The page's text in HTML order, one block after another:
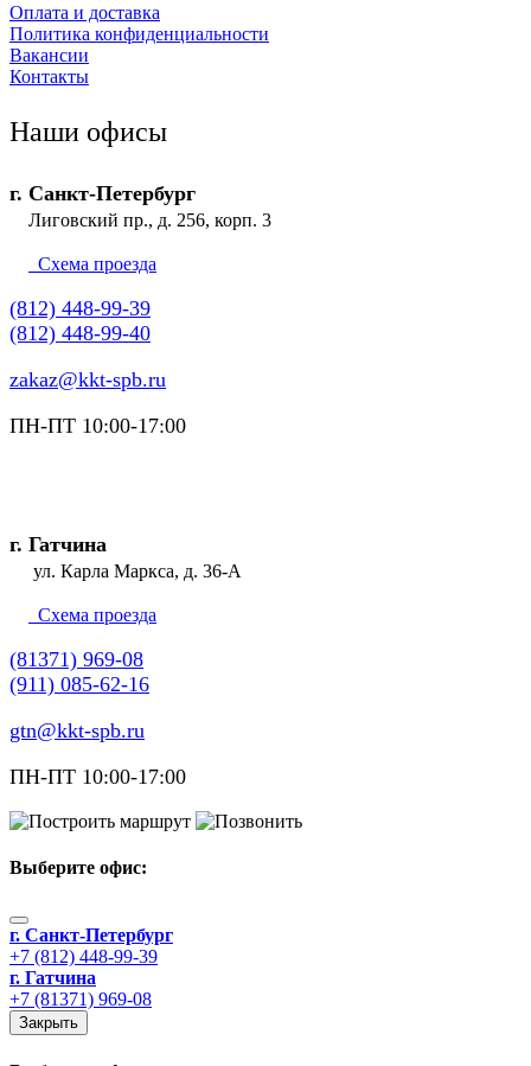
Оплата и доставка
Политика конфиденциальности
Вакансии
Контакты
Наши офисы
г. Санкт-Петербург
Лиговский пр., д. 256, корп. 3
Схема проезда
(812) 448-99-39
(812) 448-99-40
zakaz@kkt-spb.ru
ПН-ПТ 10:00-17:00
г. Гатчина
ул. Карла Маркса, д. 36-А
Схема проезда
(81371) 969-08
(911) 085-62-16
gtn@kkt-spb.ru
ПН-ПТ 10:00-17:00
Выберите офис:
г. Санкт-Петербург
+7 (812) 448-99-39
г. Гатчина
+7 (81371) 969-08
Закрыть